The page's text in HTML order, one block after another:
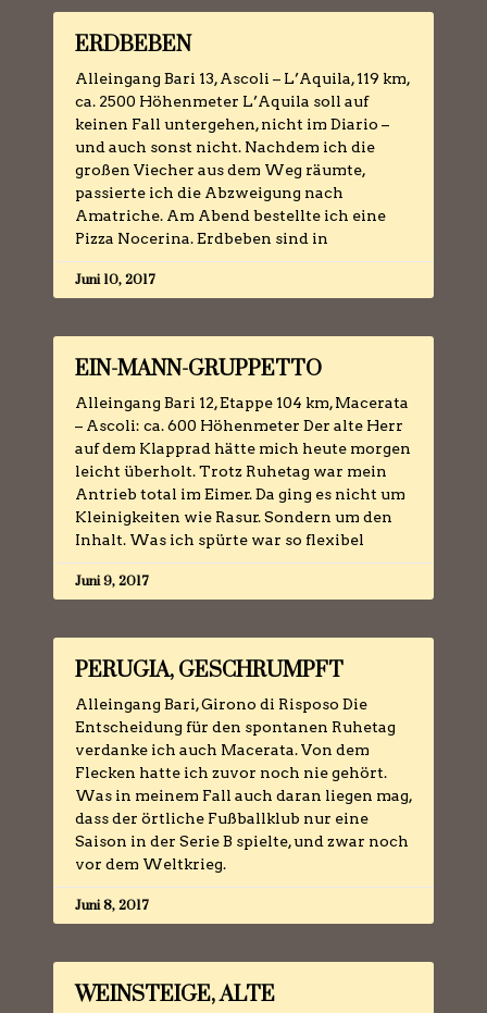
ERDBEBEN
Alleingang Bari 13, Ascoli – L’Aquila, 119 km,
ca. 2500 Höhenmeter L’Aquila soll auf
keinen Fall untergehen, nicht im Diario –
und auch sonst nicht. Nachdem ich die
großen Viecher aus dem Weg räumte,
passierte ich die Abzweigung nach
Amatriche. Am Abend bestellte ich eine
Pizza Nocerina. Erdbeben sind in
Juni 10, 2017
EIN-MANN-GRUPPETTO
Alleingang Bari 12, Etappe 104 km, Macerata
– Ascoli: ca. 600 Höhenmeter Der alte Herr
auf dem Klapprad hätte mich heute morgen
leicht überholt. Trotz Ruhetag war mein
Antrieb total im Eimer. Da ging es nicht um
Kleinigkeiten wie Rasur. Sondern um den
Inhalt. Was ich spürte war so flexibel
Juni 9, 2017
PERUGIA, GESCHRUMPFT
Alleingang Bari, Girono di Risposo Die
Entscheidung für den spontanen Ruhetag
verdanke ich auch Macerata. Von dem
Flecken hatte ich zuvor noch nie gehört.
Was in meinem Fall auch daran liegen mag,
dass der örtliche Fußballklub nur eine
Saison in der Serie B spielte, und zwar noch
vor dem Weltkrieg.
Juni 8, 2017
WEINSTEIGE, ALTE